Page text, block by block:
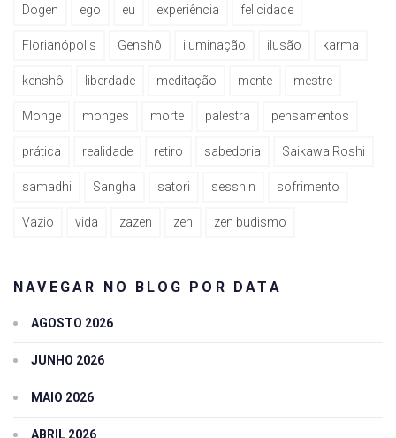
Dogen ego eu experiência felicidade
Florianópolis Genshô iluminação ilusão karma
kenshô liberdade meditação mente mestre
Monge monges morte palestra pensamentos
prática realidade retiro sabedoria Saikawa Roshi
samadhi Sangha satori sesshin sofrimento
Vazio vida zazen zen zen budismo
NAVEGAR NO BLOG POR DATA
AGOSTO 2026
JUNHO 2026
MAIO 2026
ABRIL 2026